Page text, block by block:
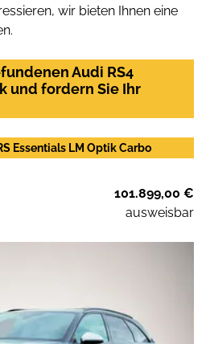
wir bieten Ihnen eine
Audi RS4
und fordern Sie Ihr
Essentials LM Optik Carbo
101.899,00 €
ausweisbar